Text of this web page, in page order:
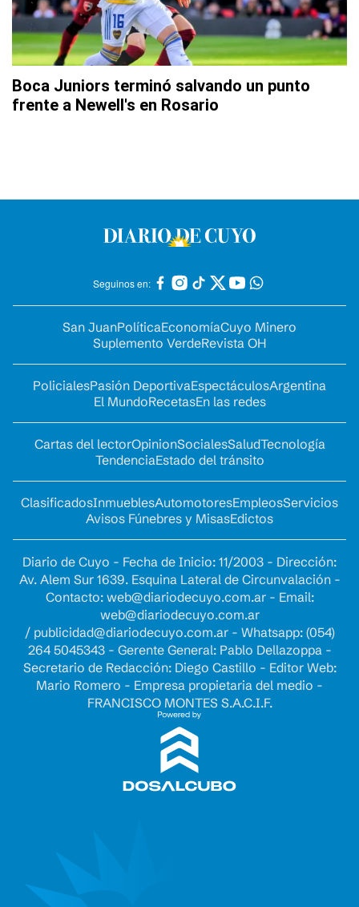
Boca Juniors terminó salvando un punto
frente a Newell's en Rosario
Seguinos en:
San JuanPolíticaEconomíaCuyo Minero
Suplemento VerdeRevista OH
PolicialesPasión DeportivaEspectáculosArgentina
El MundoRecetasEn las redes
Cartas del lectorOpinionSocialesSaludTecnología
TendenciaEstado del tránsito
ClasificadosInmueblesAutomotoresEmpleosServicios
Avisos Fúnebres y MisasEdictos
Diario de Cuyo - Fecha de Inicio: 11/2003 - Dirección:
Av. Alem Sur 1639. Esquina Lateral de Circunvalación -
Contacto: web@diariodecuyo.com.ar- Email:
web@diariodecuyo.com.ar
/ publicidad@diariodecuyo.com.ar- Whatsapp: (054)
264 5045343 - Gerente General: Pablo Dellazoppa -
Secretario de Redacción: Diego Castillo - Editor Web:
Mario Romero - Empresa propietaria del medio -
FRANCISCO MONTES S.A.C.I.F.